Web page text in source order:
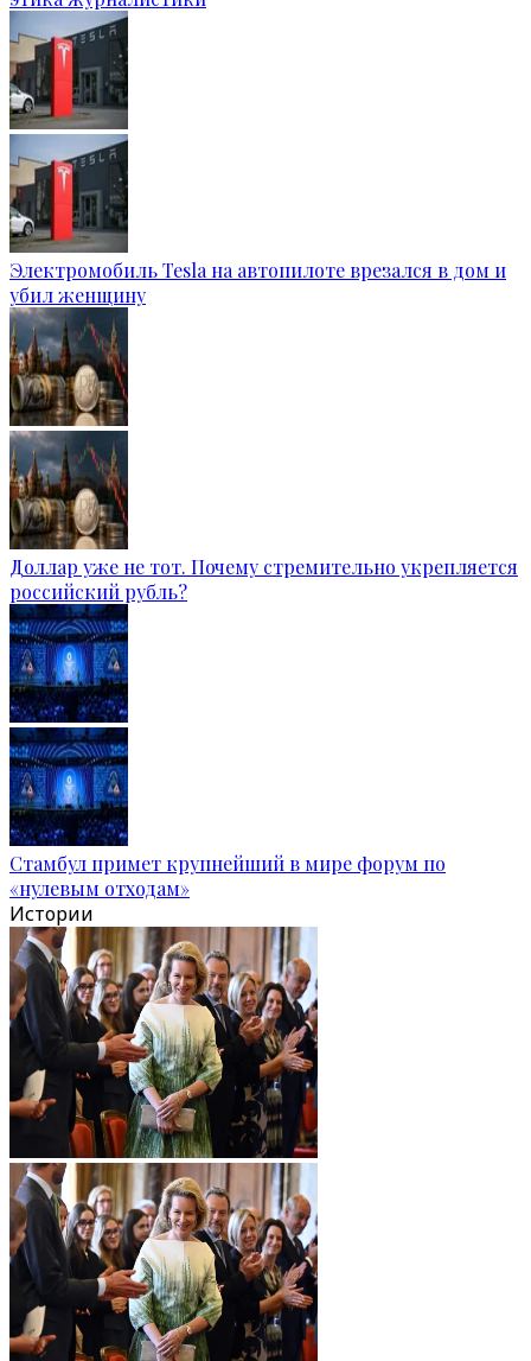
Электромобиль Tesla на автопилоте врезался в дом и
убил женщину
Доллар уже не тот. Почему стремительно укрепляется
российский рубль?
Стамбул примет крупнейший в мире форум по
«нулевым отходам»
Истории